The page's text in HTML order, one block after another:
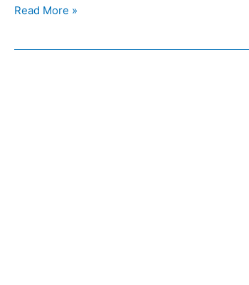
Read More »